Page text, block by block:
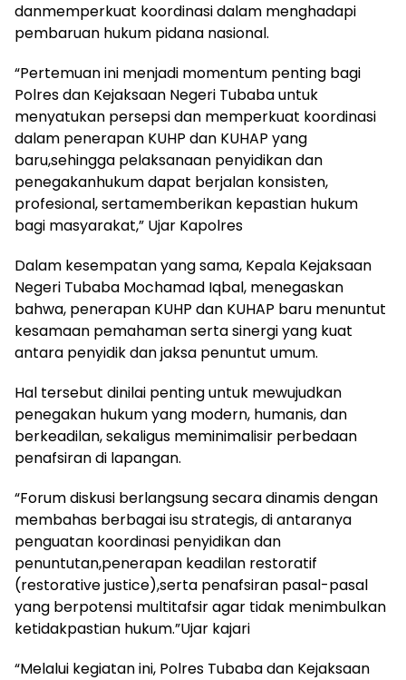
danmemperkuat koordinasi dalam menghadapi
pembaruan hukum pidana nasional.
“Pertemuan ini menjadi momentum penting bagi
Polres dan Kejaksaan Negeri Tubaba untuk
menyatukan persepsi dan memperkuat koordinasi
dalam penerapan KUHP dan KUHAP yang
baru,sehingga pelaksanaan penyidikan dan
penegakanhukum dapat berjalan konsisten,
profesional, sertamemberikan kepastian hukum
bagi masyarakat,” Ujar Kapolres
Dalam kesempatan yang sama, Kepala Kejaksaan
Negeri Tubaba Mochamad Iqbal, menegaskan
bahwa, penerapan KUHP dan KUHAP baru menuntut
kesamaan pemahaman serta sinergi yang kuat
antara penyidik dan jaksa penuntut umum.
Hal tersebut dinilai penting untuk mewujudkan
penegakan hukum yang modern, humanis, dan
berkeadilan, sekaligus meminimalisir perbedaan
penafsiran di lapangan.
“Forum diskusi berlangsung secara dinamis dengan
membahas berbagai isu strategis, di antaranya
penguatan koordinasi penyidikan dan
penuntutan,penerapan keadilan restoratif
(restorative justice),serta penafsiran pasal-pasal
yang berpotensi multitafsir agar tidak menimbulkan
ketidakpastian hukum.”Ujar kajari
“Melalui kegiatan ini, Polres Tubaba dan Kejaksaan